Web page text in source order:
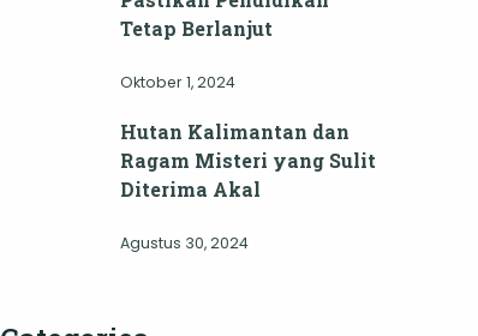
Tetap Berlanjut
Oktober 1, 2024
Hutan Kalimantan dan
Ragam Misteri yang Sulit
Diterima Akal
Agustus 30, 2024